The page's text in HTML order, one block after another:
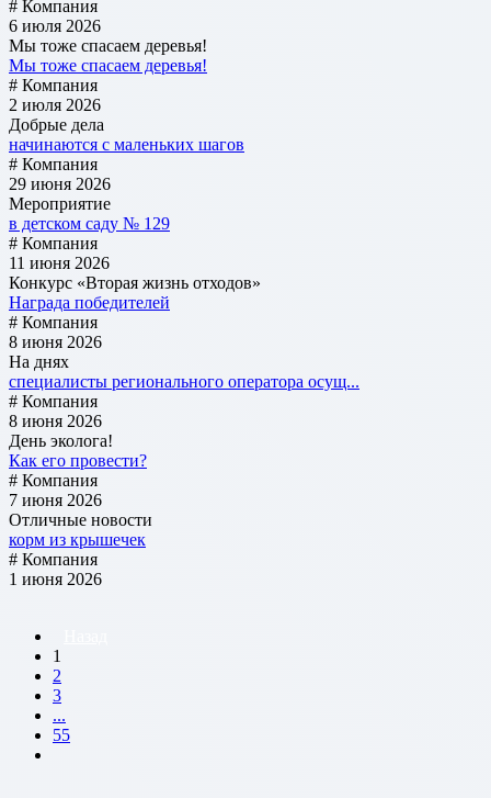
# Компания
6 июля 2026
Мы тоже спасаем деревья!
Мы тоже спасаем деревья!
# Компания
2 июля 2026
Добрые дела
начинаются с маленьких шагов
# Компания
29 июня 2026
Мероприятие
в детском саду № 129
# Компания
11 июня 2026
Конкурс «Вторая жизнь отходов»
Награда победителей
# Компания
8 июня 2026
На днях
специалисты регионального оператора осущ...
# Компания
8 июня 2026
День эколога!
Как его провести?
# Компания
7 июня 2026
Отличные новости
корм из крышечек
# Компания
1 июня 2026
1
2
3
...
55